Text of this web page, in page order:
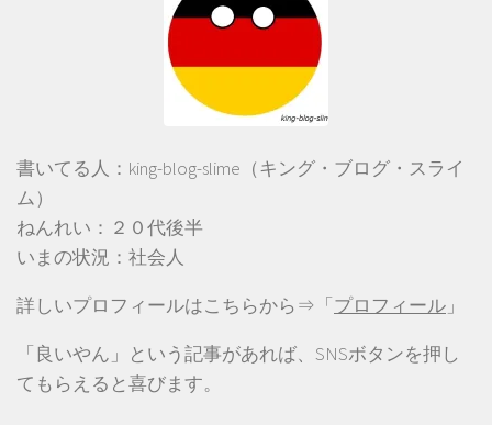
書いてる人：king-blog-slime（キング・ブログ・スライ
ム）
ねんれい：２０代後半
いまの状況：社会人
詳しいプロフィールはこちらから⇒「プロフィール 」
「良いやん」という記事があれば、SNSボタンを押し
てもらえると喜びます。